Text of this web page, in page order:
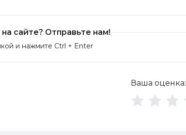
сайте? Отправьте нам!
и нажмите Ctrl + Enter
Ваша оценка: